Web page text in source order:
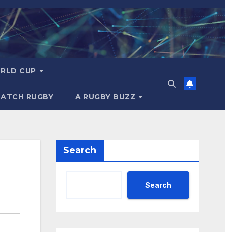
CUP
RUGBY A RUGBY BUZZ
Search
Search